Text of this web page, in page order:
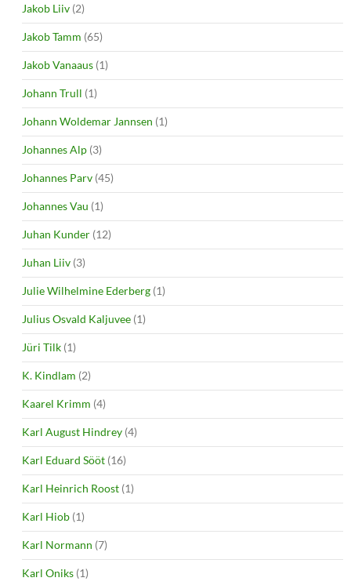
Jakob Liiv (2)
Jakob Tamm (65)
Jakob Vanaaus (1)
Johann Trull (1)
Johann Woldemar Jannsen (1)
Johannes Alp (3)
Johannes Parv (45)
Johannes Vau (1)
Juhan Kunder (12)
Juhan Liiv (3)
Julie Wilhelmine Ederberg (1)
Julius Osvald Kaljuvee (1)
Jüri Tilk (1)
K. Kindlam (2)
Kaarel Krimm (4)
Karl August Hindrey (4)
Karl Eduard Sööt (16)
Karl Heinrich Roost (1)
Karl Hiob (1)
Karl Normann (7)
Karl Oniks (1)